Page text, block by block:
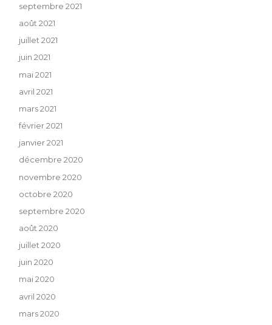
septembre 2021
août 2021
juillet 2021
juin 2021
mai 2021
avril 2021
mars 2021
février 2021
janvier 2021
décembre 2020
novembre 2020
octobre 2020
septembre 2020
août 2020
juillet 2020
juin 2020
mai 2020
avril 2020
mars 2020